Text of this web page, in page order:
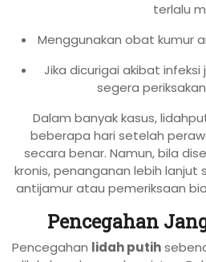
terlalu
Menggunakan obat kumur
Jika dicurigai akibat
segera
Dalam banyak kasus,
beberapa hari setelah
secara benar. Namun, bila
kronis, penanganan lebih
antijamur atau pemeriksaan
Pencegahan
Pencegahan lidah putih